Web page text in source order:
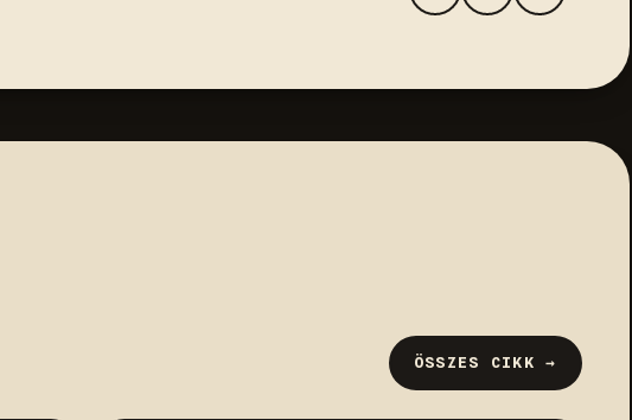
ÖSSZES CIKK →